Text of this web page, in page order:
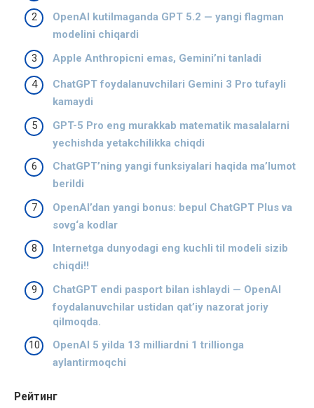
OpenAI kutilmaganda GPT 5.2 — yangi flagman
modelini chiqardi
Apple Anthropicni emas, Gemini’ni tanladi
ChatGPT foydalanuvchilari Gemini 3 Pro tufayli
kamaydi
GPT-5 Pro eng murakkab matematik masalalarni
yechishda yetakchilikka chiqdi
ChatGPT’ning yangi funksiyalari haqida ma’lumot
berildi
OpenAI’dan yangi bonus: bepul ChatGPT Plus va
sovg‘a kodlar
Internetga dunyodagi eng kuchli til modeli sizib
chiqdi!!
ChatGPT endi pasport bilan ishlaydi — OpenAI
foydalanuvchilar ustidan qat’iy nazorat joriy
qilmoqda.
OpenAI 5 yilda 13 milliardni 1 trillionga
aylantirmoqchi
Рейтинг